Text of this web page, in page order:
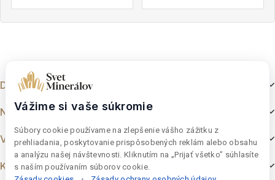
Dokumenty
Nakupovanie
Výber z e-shopu
Kontakt
Vážime si vaše súkromie
Súbory cookie používame na zlepšenie vášho zážitku z
prehliadania, poskytovanie prispôsobených reklám alebo obsahu
a analýzu našej návštevnosti. Kliknutím na „Prijať všetko” súhlasíte
s naším používaním súborov cookie.